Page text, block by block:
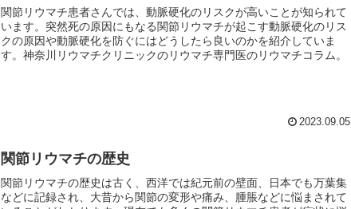
関節リウマチ患者さんでは、動脈硬化のリスクが高いことが知られて
います。突然死の原因にもなる関節リウマチが起こす動脈硬化のリス
クの原因や動脈硬化を防ぐにはどうしたら良いのかを紹介していま
す。神奈川リウマチクリニックのリウマチ専門医のリウマチコラム。
2023.09.05
関節リウマチの歴史
関節リウマチの歴史は古く、西洋では紀元前の壁面、日本でも万葉集
などに記録され、大昔から関節の変形や痛み、腫脹などに悩まされて